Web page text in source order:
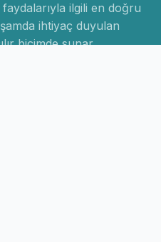
ilgili en doğru
ihtiyaç duyulan
biçimde sunar.